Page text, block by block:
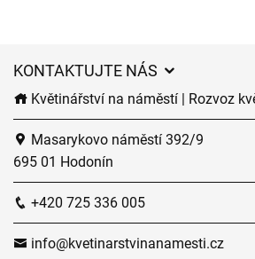
KONTAKTUJTE NÁS
Květinářství na náměstí | Rozvoz
Masarykovo náměstí 392/9
695 01 Hodonín
+420 725 336 005
info@kvetinarstvinanamesti.cz